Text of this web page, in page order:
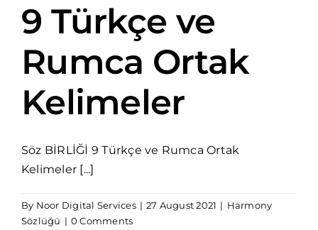
9 Türkçe ve
Rumca Ortak
Kelimeler
Söz BİRLİĞİ 9 Türkçe ve Rumca Ortak
Kelimeler [...]
By Noor Digital Services | 27 August 2021 | Harmony
Sözlüğü | 0 Comments